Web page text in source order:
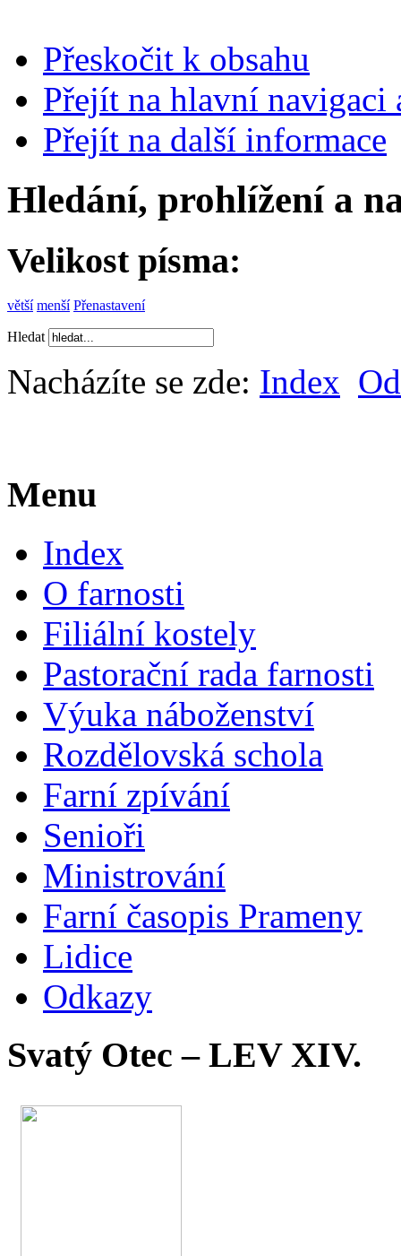
Přeskočit k obsahu
Přejít na hlavní navigaci
Přejít na další informace
Hledání, prohlížení a
Velikost písma:
větší menší Přenastavení
Hledat
Nacházíte se zde: Index
Menu
Index
O farnosti
Filiální kostely
Pastorační rada farnosti
Výuka náboženství
Rozdělovská schola
Farní zpívání
Senioři
Ministrování
Farní časopis Prameny
Lidice
Odkazy
Svatý Otec – LEV XIV.